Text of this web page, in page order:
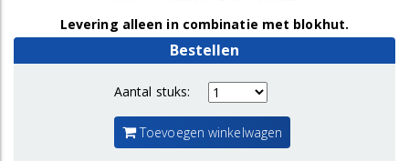
Levering alleen in combinatie met blokhut.
Bestellen
Aantal stuks:
Toevoegen winkelwagen